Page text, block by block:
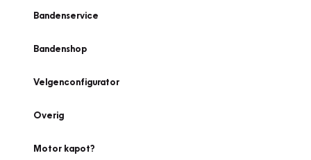
Bandenservice
Bandenshop
Velgenconfigurator
Overig
Motor kapot?